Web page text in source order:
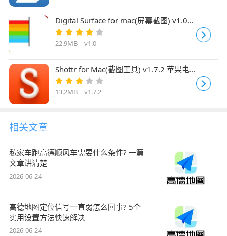
Digital Surface for mac(屏幕截图) v1.0
激活版
22.9MB v1.0
Shottr for Mac(截图工具) v1.7.2 苹果电
脑版
13.2MB v1.7.2
相关文章
私家车跑高德顺风车需要什么条件? 一篇
文章讲清楚
2026-06-24
高德地图定位信号一直弱怎么回事? 5个
实用设置方法快速解决
2026-06-24